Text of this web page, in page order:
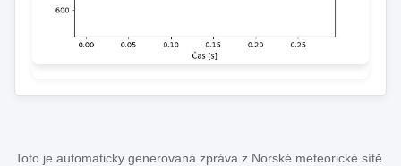
Toto je automaticky generovaná zpráva z Norské meteorické sítě.